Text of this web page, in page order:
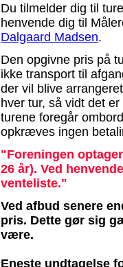
Du tilmelder dig til
henvende dig til
Dalgaard Madsen.
Den opgivne pris på
ikke transport til
der vil blive
hver tur, så vidt det
turene foregår
opkræves ingen
"Foreningen
26 år). Ved
venteliste."
Ved afbud senere
pris. Dette gør sig
være.
Eneste undtagelse